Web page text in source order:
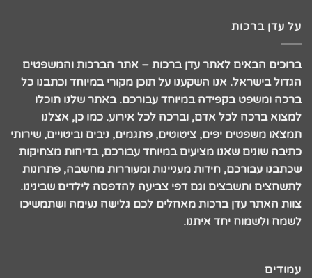
על עדן ברכות
ברוכים הבאים לאתר עדן ברכות – אתר הברכות והמשפטים
הגדול בישראל. אנו השקענו על תוכן מקורי במיוחד וכתבנו כל
ברכה ומשפט בקפידה במיוחד עבורכם. באתר שלנו תוכלו
למצוא ברכה לכל אדם, וברכה לכל אירוע. כמו כן, אצלנו
תמצאו משפטים יפים, ציטוטים, פתגמים, ניבים וביטויים, שירותי
כתיבה שונים שאנו מציעים במיוחד עבורכם, בדיחות מצחיקות
שכתבנו עבורכם, חידות מעניינות ומעוררות מחשבה, פתרונות
לתשחצים ותשבצים וגם דפי צביעה להדפסה לילדים שבינינו.
צוות האתר עדן ברכות מאחלים לכם גלישה נעימה ושתמשיכו
לשמח ולשמוח יחד איתנו.
עמודים